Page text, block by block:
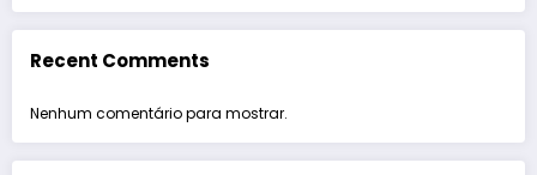
Recent Comments
Nenhum comentário para mostrar.